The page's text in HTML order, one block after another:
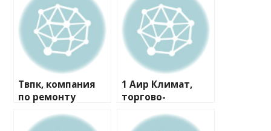
Твпк, компания
по ремонту
1 Аир Климат,
торгово-
компания